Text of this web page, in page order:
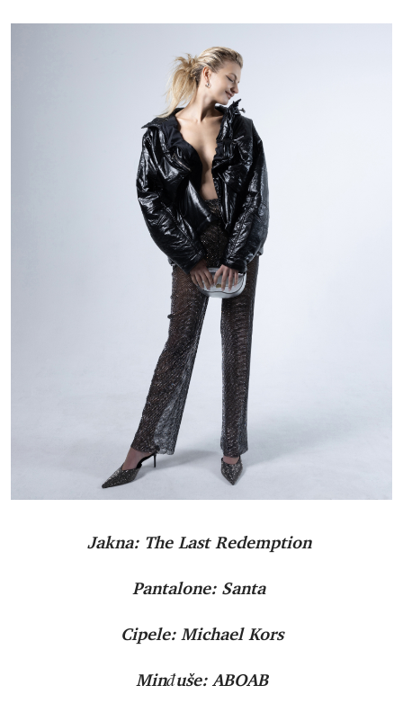
Jakna: The Last Redemption
Pantalone: Santa
Cipele: Michael Kors
Minđuše: ABOAB